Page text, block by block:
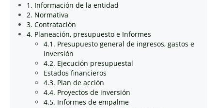
1. Información de la entidad
2. Normativa
3. Contratación
4. Planeación, presupuesto e Informes
4.1. Presupuesto general de ingresos, gastos e
inversión
4.2. Ejecución presupuestal
Estados financieros
4.3. Plan de acción
4.4. Proyectos de inversión
4.5. Informes de empalme